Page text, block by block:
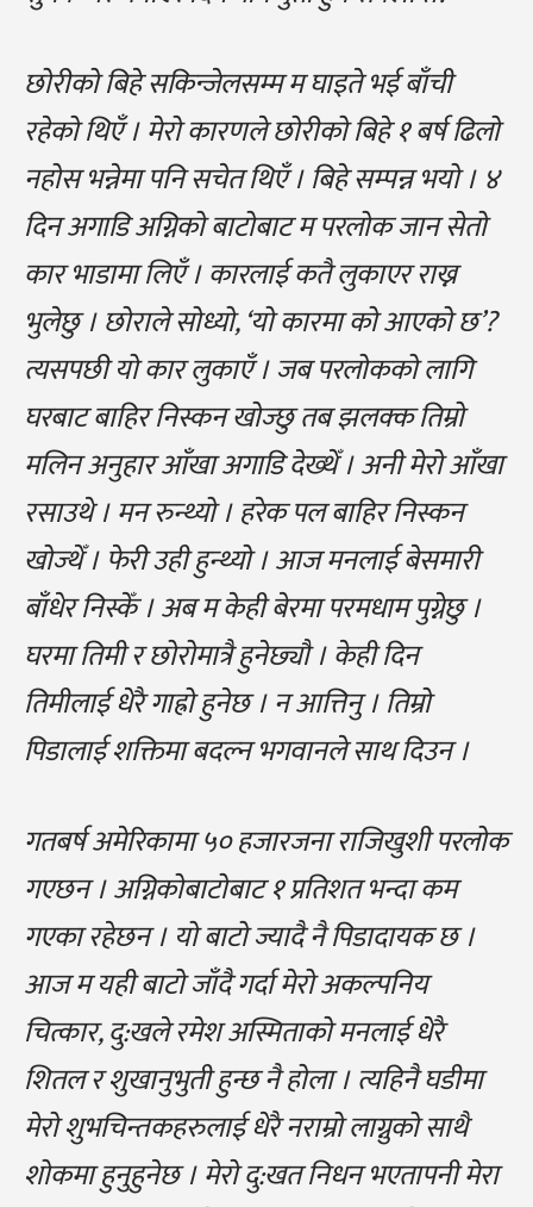
छोरीको बिहे सकिन्जेलसम्म म घाइते भई बाँची
रहेको थिएँ । मेरो कारणले छोरीको बिहे १ बर्ष ढिलो
नहोस भन्नेमा पनि सचेत थिएँ । बिहे सम्पन्न भयो । ४
दिन अगाडि अग्निको बाटोबाट म परलोक जान सेतो
कार भाडामा लिएँ । कारलाई कतै लुकाएर राख्न
भुलेछु । छोराले सोध्यो, ‘यो कारमा को आएको छ’?
त्यसपछी यो कार लुकाएँ । जब परलोकको लागि
घरबाट बाहिर निस्कन खोज्छु तब झलक्क तिम्रो
मलिन अनुहार आँखा अगाडि देख्थेँ । अनी मेरो आँखा
रसाउथे । मन रुन्थ्यो । हरेक पल बाहिर निस्कन
खोज्थेँ । फेरी उही हुन्थ्यो । आज मनलाई बेसमारी
बाँधेर निस्केँ । अब म केही बेरमा परमधाम पुग्नेछु ।
घरमा तिमी र छोरोमात्रै हुनेछ्यौ । केही दिन
तिमीलाई धेरै गाह्रो हुनेछ । न आत्तिनु । तिम्रो
पिडालाई शक्तिमा बदल्न भगवानले साथ दिउन ।
गतबर्ष अमेरिकामा ५० हजारजना राजिखुशी परलोक
गएछन । अग्निकोबाटोबाट १ प्रतिशत भन्दा कम
गएका रहेछन । यो बाटो ज्यादै नै पिडादायक छ ।
आज म यही बाटो जाँदै गर्दा मेरो अकल्पनिय
चित्कार, दु:खले रमेश अस्मिताको मनलाई धेरै
शितल र शुखानुभुती हुन्छ नै होला । त्यहिनै घडीमा
मेरो शुभचिन्तकहरुलाई धेरै नराम्रो लाग्नुको साथै
शोकमा हुनुहुनेछ । मेरो दु:खत निधन भएतापनी मेरा